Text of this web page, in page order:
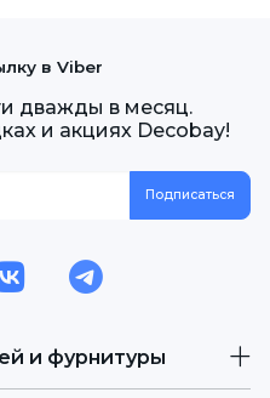
и фурнитуры
в Viber
дважды в месяц.
и акциях Decobay!